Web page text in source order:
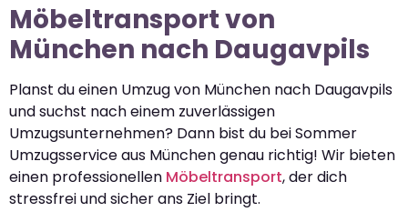
Möbeltransport von
München nach Daugavpils
Planst du einen Umzug von München nach Daugavpils
und suchst nach einem zuverlässigen
Umzugsunternehmen? Dann bist du bei Sommer
Umzugsservice aus München genau richtig! Wir bieten
einen professionellen Möbeltransport, der dich
stressfrei und sicher ans Ziel bringt.